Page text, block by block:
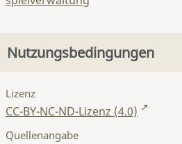
Nutzungsbedingungen
Lizenz
CC-BY-NC-ND-Lizenz (4.0)
Quellenangabe